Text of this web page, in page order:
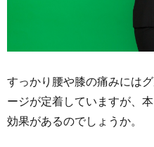
すっかり腰や膝の痛みには
ージが定着していますが、
効果があるのでしょうか。